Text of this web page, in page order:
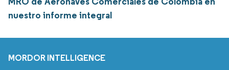
nuestro informe integral
MORDOR INTELLIGENCE